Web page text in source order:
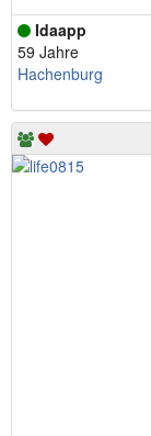
Idaapp
59 Jahre
Hachenburg